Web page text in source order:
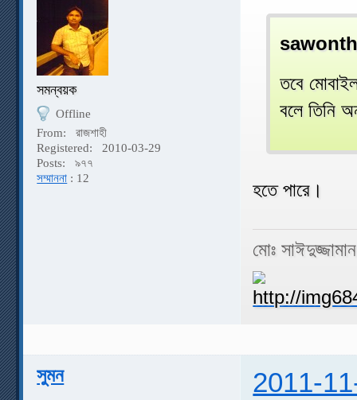
সমন্বয়ক
Offline
From:
রাজশাহী
Registered:
2010-03-29
Posts:
৯৭৭
সম্মাননা : 12
তবে
বলে তিনি
হতে পারে।
মোঃ
সুমন 2011-